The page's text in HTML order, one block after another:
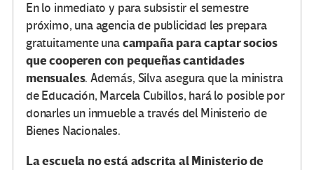
En lo inmediato y para subsistir el semestre
próximo, una agencia de publicidad les prepara
gratuitamente unacampaña para captar socios
que cooperen con pequeñas cantidades
mensuales. Además, Silva asegura que la ministra
de Educación, Marcela Cubillos, hará lo posible por
donarles un inmueble a través del Ministerio de
Bienes Nacionales.
La escuela no está adscrita al Ministerio de